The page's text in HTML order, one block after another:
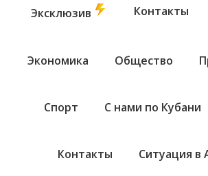
Эксклюзив Контакты
Экономика Общество
Спорт С нами по Кубани
Контакты Ситуация в